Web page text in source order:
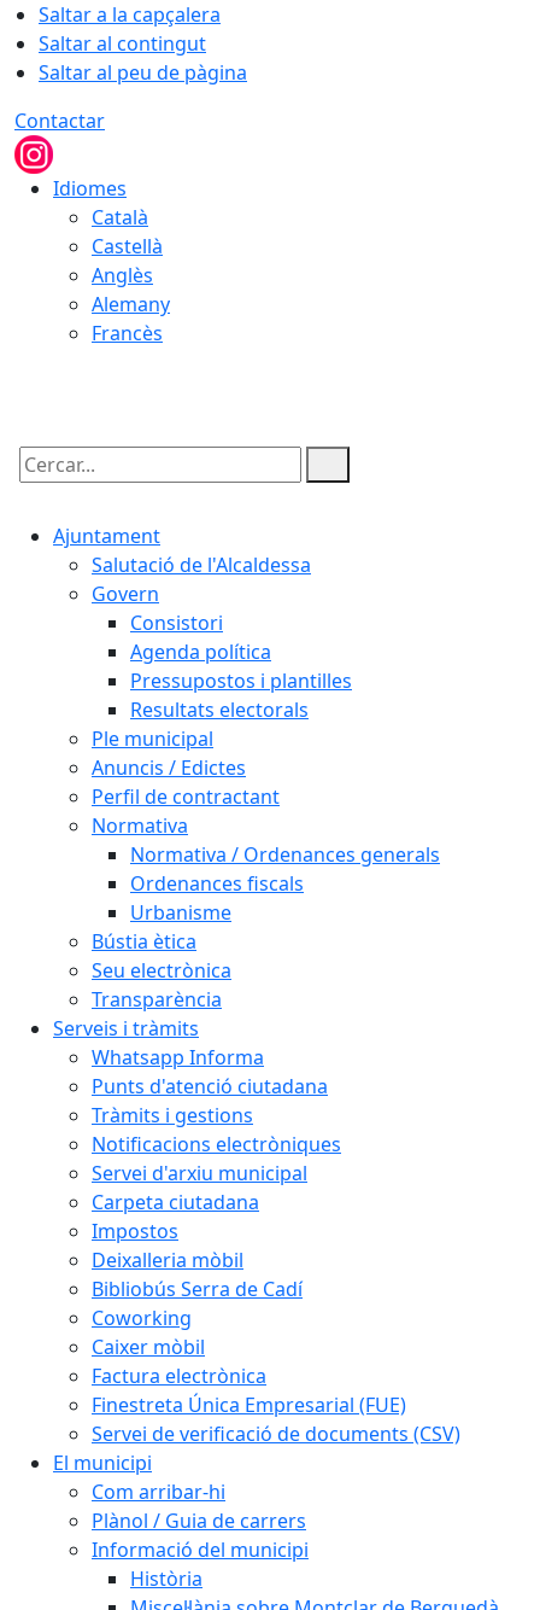
Saltar a la capçalera
Saltar al contingut
Saltar al peu de pàgina
Contactar
Idiomes
Català
Castellà
Anglès
Alemany
Francès
Cercar:
Ajuntament
Salutació de l'Alcaldessa
Govern
Consistori
Agenda política
Pressupostos i plantilles
Resultats electorals
Ple municipal
Anuncis / Edictes
Perfil de contractant
Normativa
Normativa / Ordenances generals
Ordenances fiscals
Urbanisme
Bústia ètica
Seu electrònica
Transparència
Serveis i tràmits
Whatsapp Informa
Punts d'atenció ciutadana
Tràmits i gestions
Notificacions electròniques
Servei d'arxiu municipal
Carpeta ciutadana
Impostos
Deixalleria mòbil
Bibliobús Serra de Cadí
Coworking
Caixer mòbil
Factura electrònica
Finestreta Única Empresarial (FUE)
Servei de verificació de documents (CSV)
El municipi
Com arribar-hi
Plànol / Guia de carrers
Informació del municipi
Història